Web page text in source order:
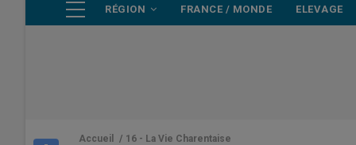
PRINCIPALE
RÉGION FRANCE / MONDE ELEVAGE
Accueil / 16 - La Vie Charentaise